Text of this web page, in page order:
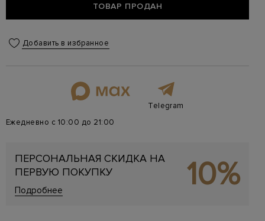
ТОВАР ПРОДАН
Добавить в избранное
Telegram
Ежедневно с 10:00 до 21:00
ПЕРСОНАЛЬНАЯ СКИДКА НА
ПЕРВУЮ ПОКУПКУ
Подробнее 10%